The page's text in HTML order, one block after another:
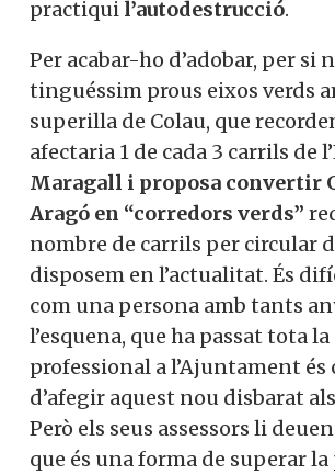
practiqui l’autodestrucció.
Per acabar-ho d’adobar, per si
tinguéssim prous eixos verds
superilla de Colau, que
afectaria 1 de cada 3 carrils de
Maragall i proposa convertir
Aragó en “corredors verds”
nombre de carrils per circular
disposem en l’actualitat. És
com una persona amb tants
l’esquena, que ha passat tota
professional a l’Ajuntament és
d’afegir aquest nou disbarat
Però els seus assessors li
que és una forma de superar